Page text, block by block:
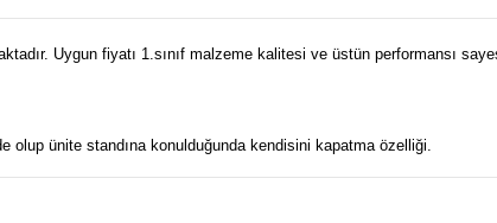
Uygun fiyatı 1.sınıf malzeme kalitesi ve üstün performansı
olup ünite standına konulduğunda kendisini kapatma özelliği.